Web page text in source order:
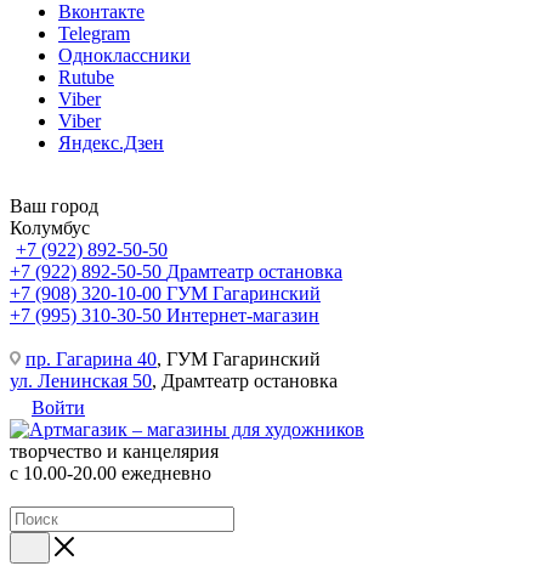
Вконтакте
Telegram
Одноклассники
Rutube
Viber
Viber
Яндекс.Дзен
Ваш город
Колумбус
+7 (922) 892-50-50
+7 (922) 892-50-50 Драмтеатр остановка
+7 (908) 320-10-00 ГУМ Гагаринский
+7 (995) 310-30-50 Интернет-магазин
пр. Гагарина 40, ГУМ Гагаринский
ул. Ленинская 50, Драмтеатр остановка
Войти
творчество и канцелярия
с 10.00-20.00 ежедневно